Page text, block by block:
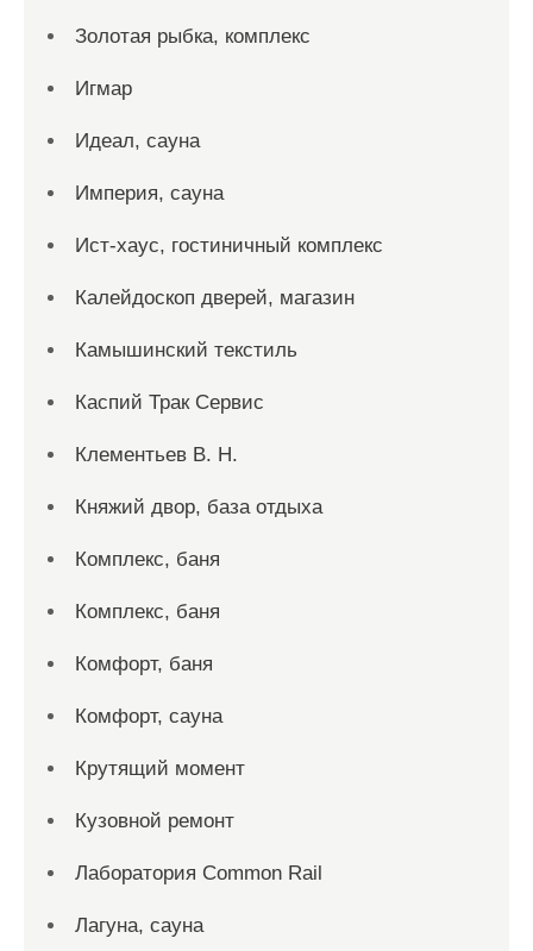
Золотая рыбка, комплекс
Игмар
Идеал, сауна
Империя, сауна
Ист-хаус, гостиничный комплекс
Калейдоскоп дверей, магазин
Камышинский текстиль
Каспий Трак Сервис
Клементьев В. Н.
Княжий двор, база отдыха
Комплекс, баня
Комплекс, баня
Комфорт, баня
Комфорт, сауна
Крутящий момент
Кузовной ремонт
Лаборатория Common Rail
Лагуна, сауна